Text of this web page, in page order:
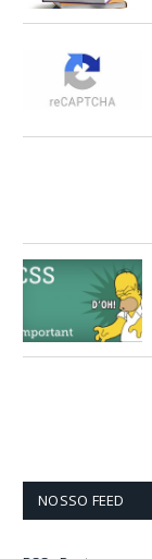
NOSSO FEED